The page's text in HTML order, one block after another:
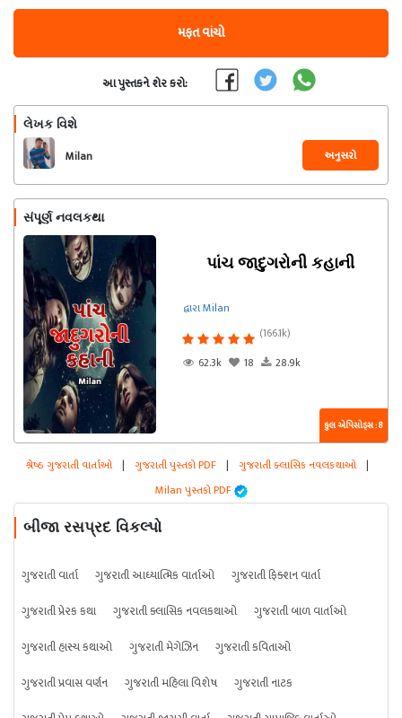
મફત વાંચો
આ પુસ્તકને શેર કરો:
લેખક વિશે
Milan અનુસરો
સંપૂર્ણ નવલકથા
પાંચ જાદુગરોની કહાની
દ્વારા Milan
(166.1k)
62.3k
18 28.9k
કુલ એપિસોડ્સ : 8
શ્રેષ્ઠ ગુજરાતી વાર્તાઓ | ગુજરાતી પુસ્તકો PDF | ગુજરાતી ક્લાસિક નવલકથાઓ |
Milan પુસ્તકો PDF
બીજા રસપ્રદ વિકલ્પો
ગુજરાતી વાર્તા ગુજરાતી આધ્યાત્મિક વાર્તાઓ
ગુજરાતી ફિક્શન વાર્તા
ગુજરાતી પ્રેરક કથા
ગુજરાતી ક્લાસિક નવલકથાઓ
ગુજરાતી બાળ વાર્તાઓ
ગુજરાતી હાસ્ય કથાઓ
ગુજરાતી મેગેઝિન
ગુજરાતી કવિતાઓ
ગુજરાતી પ્રવાસ વર્ણન
ગુજરાતી મહિલા વિશેષ
ગુજરાતી નાટક